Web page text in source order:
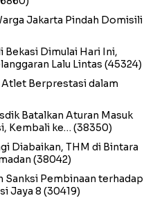
Jakarta Pindah Domisili
Bekasi Dimulai Hari Ini,
Lalu Lintas (45324)
Atlet Berprestasi dalam
Batalkan Aturan Masuk
Kembali ke… (38350)
Diabaikan, THM di Bintara
(38042)
Sanksi Pembinaan terhadap
Jaya 8 (30419)